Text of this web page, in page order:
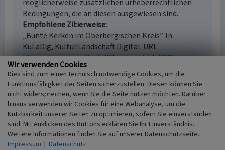
möglicherweise zusätzlichen urheberrechtlichen
Bedingungen, die an diesen ausgewiesen sind.
Empfohlene Zitierweise
„Bunte Kerken im Oberbergischen Kreis”. In:
KuLaDig, Kultur.Landschaft.Digital. URL:
https://www.kuladig.de/Objektansicht/SWB-
206257(Abgerufen: 9. August 2026)
Wir verwenden Cookies
Dies sind zum einen technisch notwendige Cookies, um die
Funktionsfähigkeit der Seiten sicherzustellen. Diesen können Sie
nicht widersprechen, wenn Sie die Seite nutzen möchten. Darüber
hinaus verwenden wir Cookies für eine Webanalyse, um die
Nutzbarkeit unserer Seiten zu optimieren, sofern Sie einverstanden
sind. Mit Anklicken des Buttons erklären Sie Ihr Einverständnis.
Weitere Informationen finden Sie auf unserer Datenschutzseite.
Impressum | Datenschutz